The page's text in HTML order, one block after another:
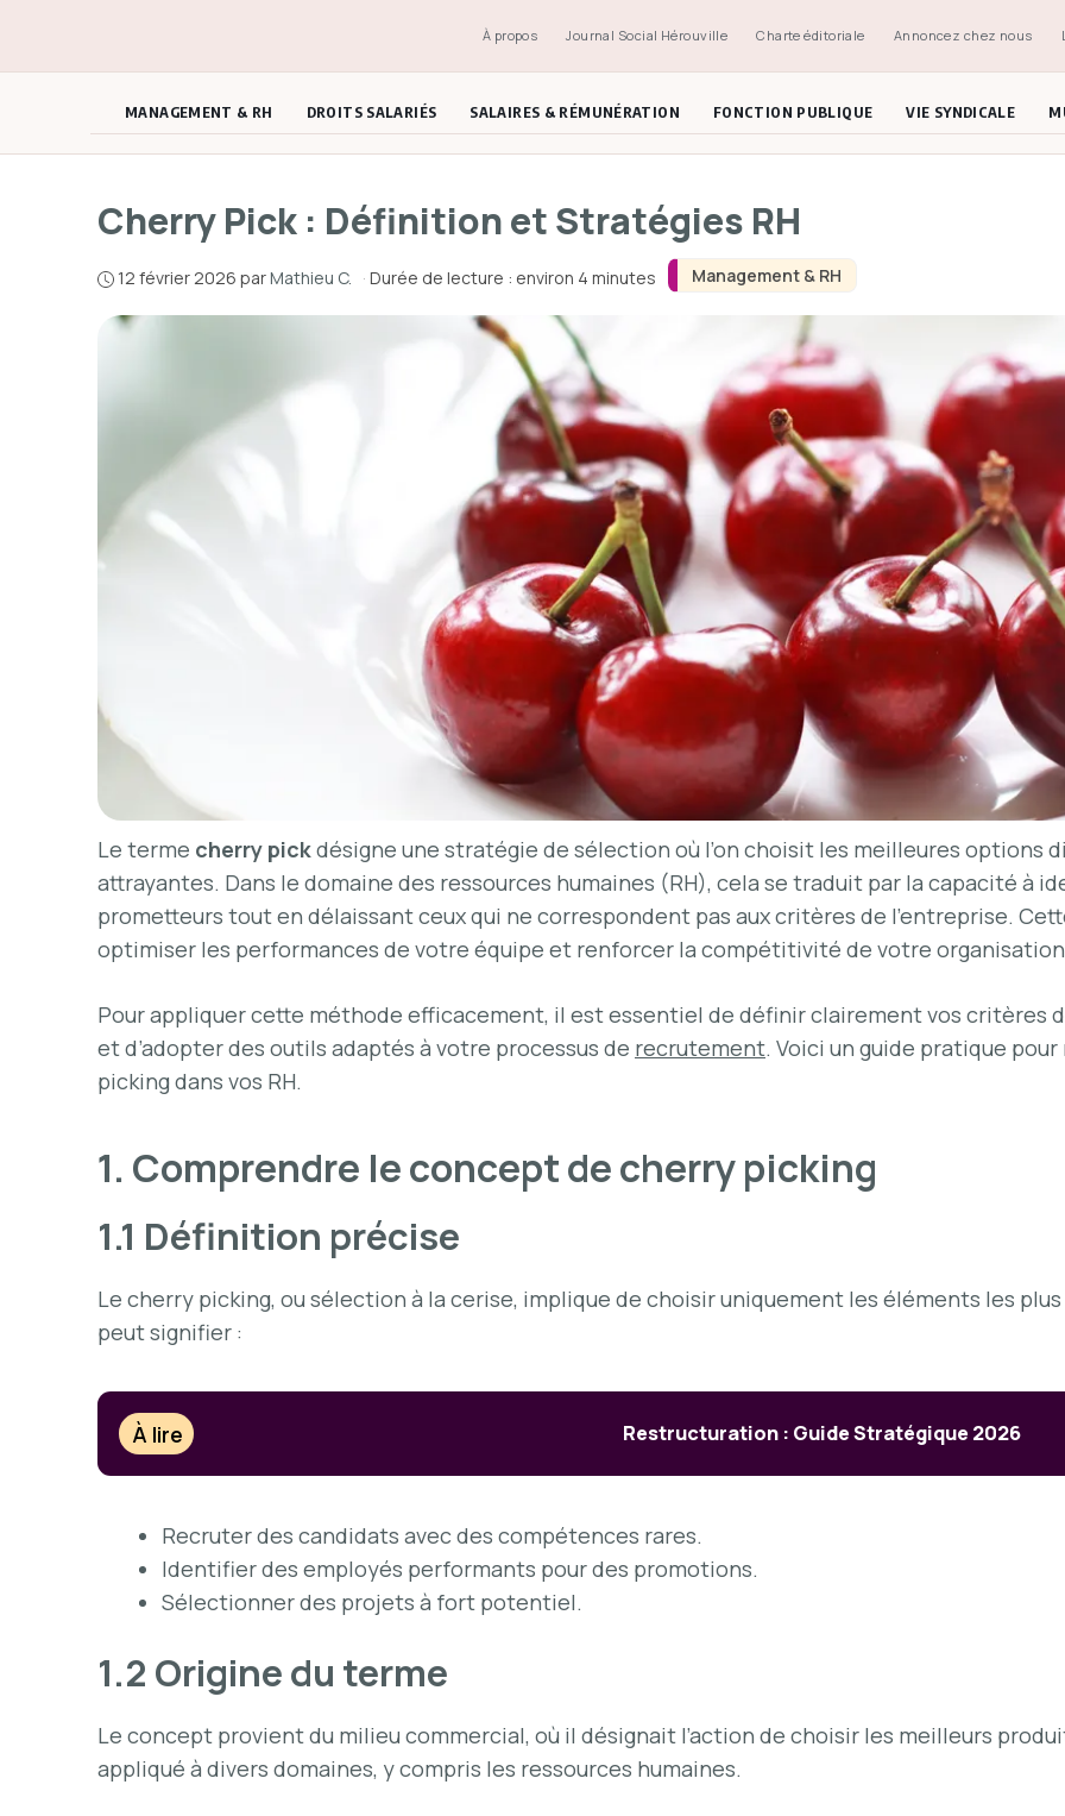
contenu
À propos Journal Social Hérouville Charte éditoriale Annoncez chez nous
MANAGEMENT & RH DROITS SALARIÉS SALAIRES & RÉMUNÉRATION FONCTION PUBLIQUE VIE SYNDICALE
Management & RH
Cherry Pick : Définition et Stratégies RH
12 février 2026 parMathieu C. · Durée de lecture : environ 4 minutes
Le terme cherry pickdésigne une stratégie de sélection où l’on choisit les meilleures options
attrayantes. Dans le domaine des ressources humaines (RH), cela se traduit par la capacité à
prometteurs tout en délaissant ceux qui ne correspondent pas aux critères de l’entreprise.
optimiser les performances de votre équipe et renforcer la compétitivité de votre
Pour appliquer cette méthode efficacement, il est essentiel de définir clairement vos critères
et d’adopter des outils adaptés à votre processus de recrutement. Voici un guide pratique
picking dans vos RH.
1. Comprendre le concept de cherry picking
1.1 Définition précise
Le cherry picking, ou sélection à la cerise, implique de choisir uniquement les éléments les plus
peut signifier :
À lire Restructuration : Guide Stratégique 2026
Recruter des candidats avec des compétences rares.
Identifier des employés performants pour des promotions.
Sélectionner des projets à fort potentiel.
1.2 Origine du terme
Le concept provient du milieu commercial, où il désignait l’action de choisir les meilleurs
appliqué à divers domaines, y compris les ressources humaines.